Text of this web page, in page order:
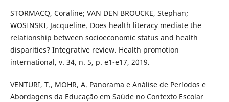
STORMACQ, Coraline; VAN DEN BROUCKE, Stephan;
WOSINSKI, Jacqueline. Does health literacy mediate the
relationship between socioeconomic status and health
disparities? Integrative review. Health promotion
international, v. 34, n. 5, p. e1-e17, 2019.
VENTURI, T., MOHR, A. Panorama e Análise de Períodos e
Abordagens da Educação em Saúde no Contexto Escolar